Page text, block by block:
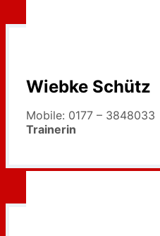
Wiebke Schütz
Mobile: 0177 – 3848033
Trainerin